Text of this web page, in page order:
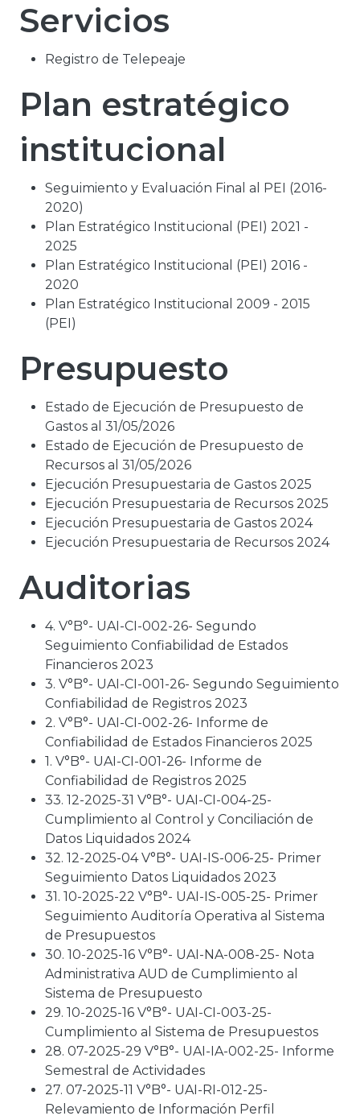
Servicios
Registro de Telepeaje
Plan estratégico
institucional
Seguimiento y Evaluación Final al PEI (2016-
2020)
Plan Estratégico Institucional (PEI) 2021 -
2025
Plan Estratégico Institucional (PEI) 2016 -
2020
Plan Estratégico Institucional 2009 - 2015
(PEI)
Presupuesto
Estado de Ejecución de Presupuesto de
Gastos al 31/05/2026
Estado de Ejecución de Presupuesto de
Recursos al 31/05/2026
Ejecución Presupuestaria de Gastos 2025
Ejecución Presupuestaria de Recursos 2025
Ejecución Presupuestaria de Gastos 2024
Ejecución Presupuestaria de Recursos 2024
Auditorias
4. V°B°- UAI-CI-002-26- Segundo
Seguimiento Confiabilidad de Estados
Financieros 2023
3. V°B°- UAI-CI-001-26- Segundo Seguimiento
Confiabilidad de Registros 2023
2. V°B°- UAI-CI-002-26- Informe de
Confiabilidad de Estados Financieros 2025
1. V°B°- UAI-CI-001-26- Informe de
Confiabilidad de Registros 2025
33. 12-2025-31 V°B°- UAI-CI-004-25-
Cumplimiento al Control y Conciliación de
Datos Liquidados 2024
32. 12-2025-04 V°B°- UAI-IS-006-25- Primer
Seguimiento Datos Liquidados 2023
31. 10-2025-22 V°B°- UAI-IS-005-25- Primer
Seguimiento Auditoría Operativa al Sistema
de Presupuestos
30. 10-2025-16 V°B°- UAI-NA-008-25- Nota
Administrativa AUD de Cumplimiento al
Sistema de Presupuesto
29. 10-2025-16 V°B°- UAI-CI-003-25-
Cumplimiento al Sistema de Presupuestos
28. 07-2025-29 V°B°- UAI-IA-002-25- Informe
Semestral de Actividades
27. 07-2025-11 V°B°- UAI-RI-012-25-
Relevamiento de Información Perfil